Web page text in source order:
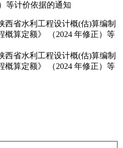
等计价依据的通知